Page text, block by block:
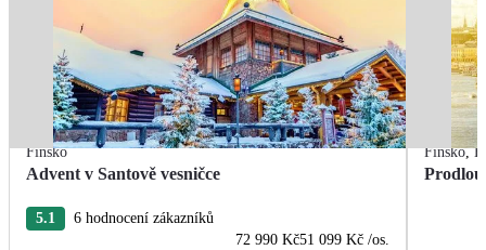
Finsko
Advent v Santově vesničce
5.1
6 hodnocení zákazníků
72 990 Kč51 099 Kč /os.
Finsko,